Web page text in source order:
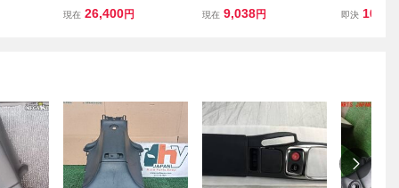
コン
ソールボックス 収納ボッ
現在 26,400円
フトパネル センターコン
現在 9,038円
DA S2000
即決